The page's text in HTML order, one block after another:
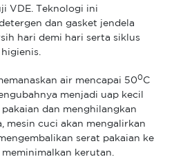
VDE. Teknologi ini
dan gasket jendela
hari demi hari serta siklus
air mencapai 500C
menjadi uap kecil
dan menghilangkan
mesin cuci akan mengalirkan
serat pakaian ke
kerutan.